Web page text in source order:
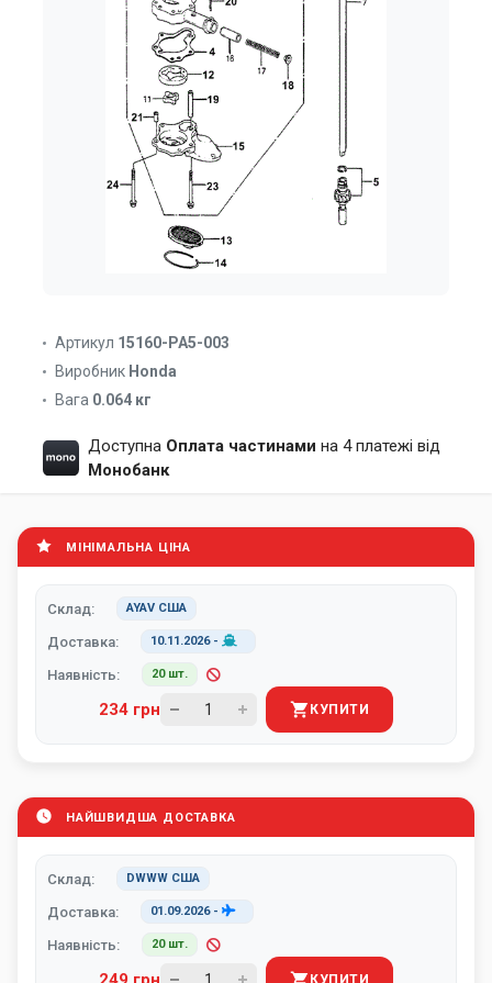
Артикул 15160-PA5-003
Виробник Honda
Вага 0.064 кг
Доступна Оплата частинами на 4 платежі від
Монобанк
МІНІМАЛЬНА ЦІНА
Склад: AYAV США
Доставка: 10.11.2026-
Наявність: 20 шт.
234 грн КУПИТИ
НАЙШВИДША ДОСТАВКА
Склад: DWWW США
Доставка: 01.09.2026-
Наявність: 20 шт.
КУПИТИ